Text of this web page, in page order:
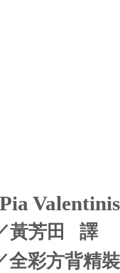
黃芳田 譯
全彩方背精裝